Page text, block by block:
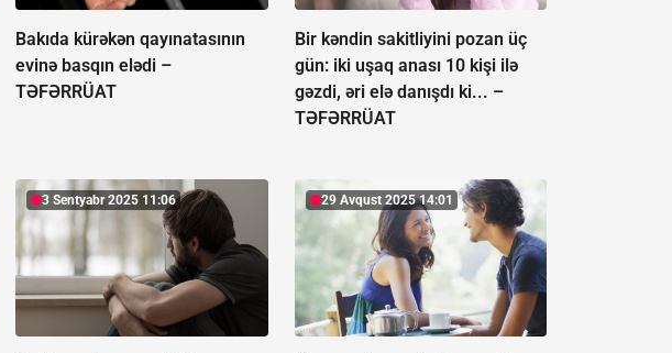
Bakıda kürəkən qayınatasının
evinə basqın elədi –
TƏFƏRRÜAT
Bir kəndin sakitliyini pozan üç
gün: iki uşaq anası 10 kişi ilə
gəzdi, əri elə danışdı ki... –
TƏFƏRRÜAT
3 Sentyabr 2025 11:06 29 Avqust 2025 14:01